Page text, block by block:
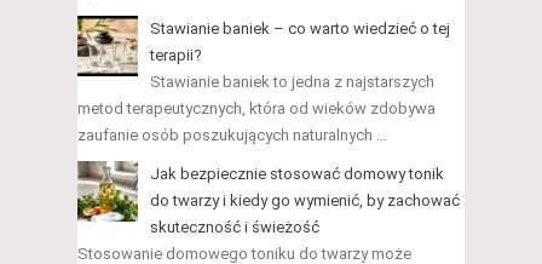
Stawianie baniek – co warto wiedzieć o tej
terapii?
Stawianie baniek to jedna z najstarszych
metod terapeutycznych, która od wieków zdobywa
zaufanie osób poszukujących naturalnych …
Jak bezpiecznie stosować domowy tonik
do twarzy i kiedy go wymienić, by zachować
skuteczność i świeżość
Stosowanie domowego toniku do twarzy może